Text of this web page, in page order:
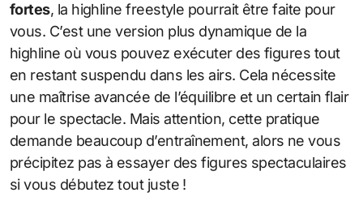
fortes, la highline freestyle pourrait être faite pour
vous. C’est une version plus dynamique de la
highline où vous pouvez exécuter des figures tout
en restant suspendu dans les airs. Cela nécessite
une maîtrise avancée de l’équilibre et un certain flair
pour le spectacle. Mais attention, cette pratique
demande beaucoup d’entraînement, alors ne vous
précipitez pas à essayer des figures spectaculaires
si vous débutez tout juste !